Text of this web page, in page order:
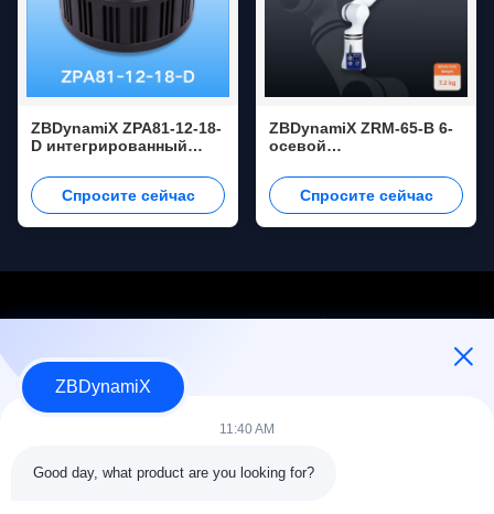
ZBDynamiX ZPA81-12-18-
D интегрированный
совместный
приводящий механизм
90 Нм пиковый
OD105 мм
Спросите сейчас
ZBDynamiX ZRM-65-B 6-
осевой
манипулятор |
Высокоточный кобот
для перемещения и
Спросите сейчас
Разработчик и производитель аккумуляторных батарей и
приводов для человекоподобных роботов.
ZBDynamiX
11:40 AM
Good day, what product are you looking for?